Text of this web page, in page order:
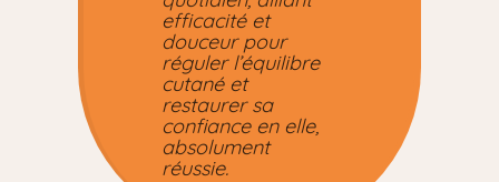
efficacité et
douceur pour
réguler l’équilibre
cutané et
restaurer sa
confiance en elle,
absolument
réussie.